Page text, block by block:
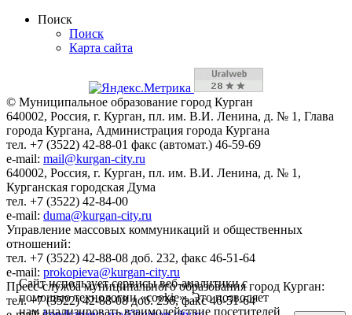
Поиск
Поиск
Карта сайта
© Муниципальное образование город Курган
640002, Россия, г. Курган, пл. им. В.И. Ленина, д. № 1, Глава
города Кургана, Администрация города Кургана
тел. +7 (3522) 42-88-01 факс (автомат.) 46-59-69
e-mail: mail@kurgan-city.ru
640002, Россия, г. Курган, пл. им. В.И. Ленина, д. № 1,
Курганская городская Дума
тел. +7 (3522) 42-84-00
e-mail: duma@kurgan-city.ru
Управление массовых коммуникаций и общественных
отношений:
тел. +7 (3522) 42-88-08 доб. 232, факс 46-51-64
e-mail: prokopieva@kurgan-city.ru
Пресс-служба муниципального образования город Курган:
тел. +7 (3522) 42-88-08 доб. 236, факс 46-51-64
Сайт использует сервисы веб-аналитики с
помощью технологии «cookie». Это позволяет
нам анализировать взаимодействие посетителей